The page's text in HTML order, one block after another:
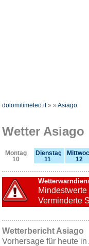
dolomitimeteo.it»»Asiago
Wetter Asiago
Montag
10
Dienstag
11
12
Mindestwerte
Verminderte
Wetterbericht Asiago
Vorhersage für heute